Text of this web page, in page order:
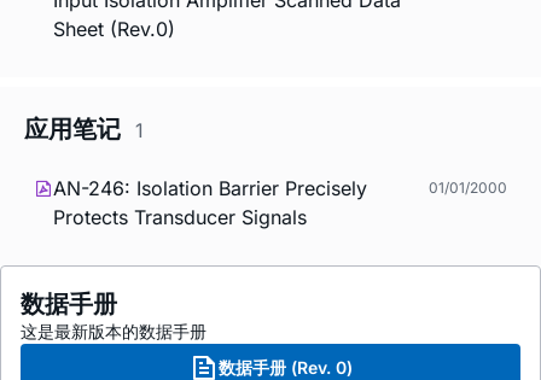
Sheet (Rev.0)
应用笔记 1
AN-246: Isolation Barrier Precisely
Protects Transducer Signals
01/01/2000
数据手册
这是最新版本的数据手册
数据手册 (Rev. 0)